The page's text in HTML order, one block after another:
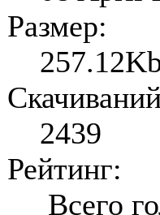
Размер:
2439
Рейтинг:
Всего